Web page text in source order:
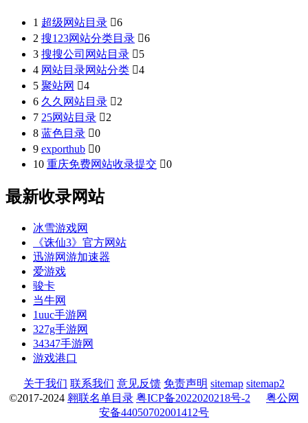
1 超级网站目录 6
2 搜123网站分类目录 6
3 搜搜公司网站目录 5
4 网站目录网站分类 4
5 聚站网 4
6 久久网站目录 2
7 25网站目录 2
8 蓝色目录 0
9 exporthub 0
10 重庆免费网站收录提交 0
最新收录网站
冰雪游戏网
《诛仙3》官方网站
迅游网游加速器
爱游戏
骏卡
当牛网
1uuc手游网
327g手游网
34347手游网
游戏港口
关于我们 联系我们 意见反馈 免责声明 sitemap sitemap2
©2017-2024 翱联名单目录 粤ICP备2022020218号-2
粤公网
安备44050702001412号